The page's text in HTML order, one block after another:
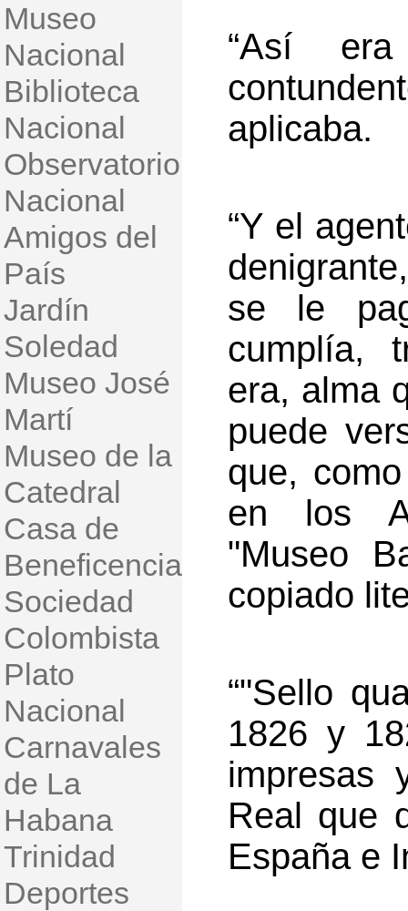
Museo
Nacional
Biblioteca
Nacional
Observatorio
Nacional
Amigos del
País
Jardín
Soledad
Museo José
Martí
Museo de la
Catedral
Casa de
Beneficencia
Sociedad
Colombista
Plato
Nacional
Carnavales
de La
Habana
Trinidad
Deportes
“Así
aplicaba.
“Y el
se le
cumplía,
era, alma
puede
que,
en los
"Museo
copiado
“"Sello
1826 y
impresas
Real que
España e